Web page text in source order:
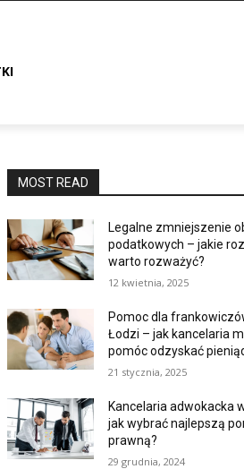
MOST READ
Legalne zmniejszenie
podatkowych – jakie
warto rozważyć?
12 kwietnia, 2025
Pomoc dla
Łodzi – jak kancelaria
pomóc odzyskać
21 stycznia, 2025
Kancelaria adwokacka
jak wybrać najlepszą
prawną?
29 grudnia, 2024